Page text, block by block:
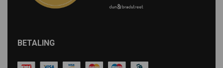
BETALING